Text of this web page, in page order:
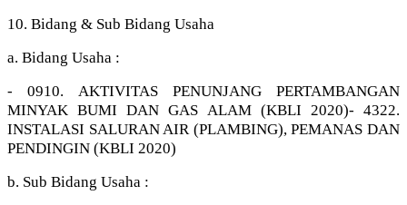
10. Bidang & Sub Bidang Usaha
a. Bidang Usaha :
- 0910. AKTIVITAS PENUNJANG PERTAMBANGAN
MINYAK BUMI DAN GAS ALAM (KBLI 2020)- 4322.
INSTALASI SALURAN AIR (PLAMBING), PEMANAS DAN
PENDINGIN (KBLI 2020)
b. Sub Bidang Usaha :